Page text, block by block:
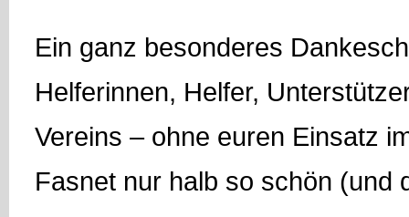
Ein ganz besonderes
Helferinnen, Helfer,
Vereins – ohne euren Einsatz
Fasnet nur halb so schön (und